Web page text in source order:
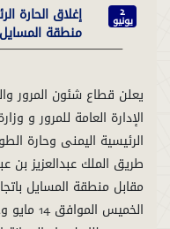
2
يونيو إغلاق الحارة
منطقة المسايل
يعلن قطاع شئون المرور
الإدارة العامة للمرور و
الرئيسية اليمنى وحارة
طريق الملك عبدالعزيز
مقابل منطقة المسايل